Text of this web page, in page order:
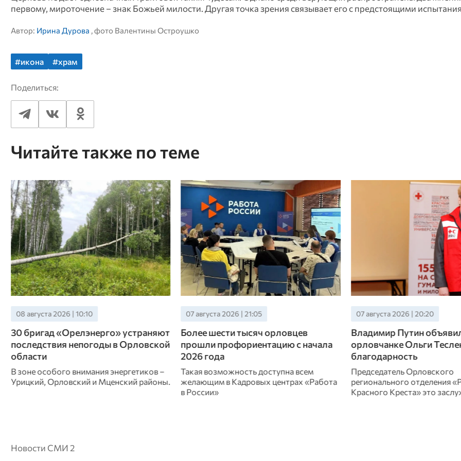
первому, мироточение – знак Божьей милости. Другая точка зрения связывает его с предстоящими
Автор: Ирина Дурова , фото Валентины Остроушко
#икона #храм
Поделиться:
Читайте также по теме
07 августа 2026 | 21:05
Более шести тысяч орловцев
прошли профориентацию с начала
2026 года
Такая возможность доступна всем
желающим в Кадровых центрах «Работа
07 августа 2026 | 20:20
Владимир Путин объявил
орловчанке Ольги Тесленко
благодарность
Председатель Орловского
регионального отделения «Российского
Красного Креста» это заслужила
07 августа 2026 | 19:40
С начала года в
выявили 36 фейков
В сети активно
лживые сообщения самой
направленности
Новости СМИ 2